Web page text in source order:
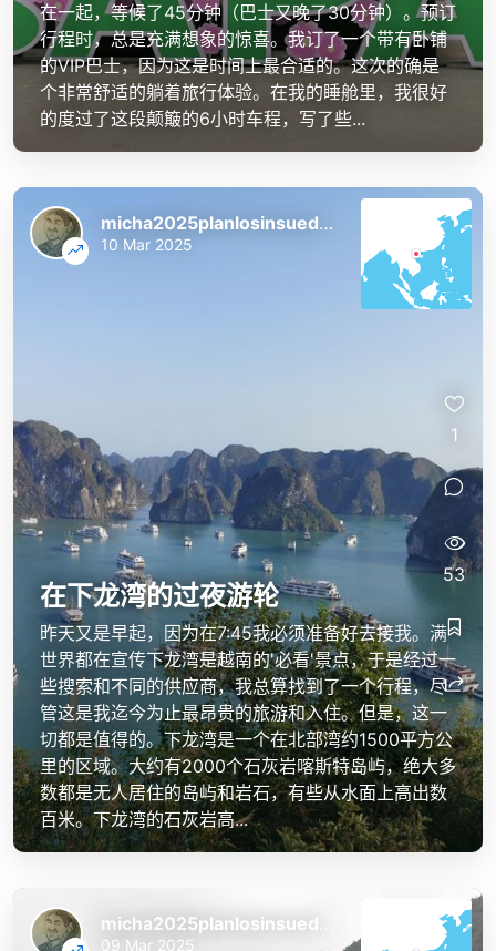
在一起，等候了45分钟（巴士又晚了30分钟）。预订
行程时，总是充满想象的惊喜。我订了一个带有卧铺
的VIP巴士，因为这是时间上最合适的。这次的确是
个非常舒适的躺着旅行体验。在我的睡舱里，我很好
的度过了这段颠簸的6小时车程，写了些...
在下龙湾的过夜游轮
昨天又是早起，因为在7:45我必须准备好去接我。满
世界都在宣传下龙湾是越南的'必看'景点，于是经过一
些搜索和不同的供应商，我总算找到了一个行程，尽
管这是我迄今为止最昂贵的旅游和入住。但是，这一
切都是值得的。下龙湾是一个在北部湾约1500平方公
里的区域。大约有2000个石灰岩喀斯特岛屿，绝大多
数都是无人居住的岛屿和岩石，有些从水面上高出数
百米。下龙湾的石灰岩高...
micha2025planlosinsuedostasien
10 Mar 2025
1
53
09 Mar 2025